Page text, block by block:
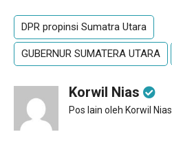
DPR propinsi Sumatra Utara
GUBERNUR SUMATERA UTARA
Korwil Nias
Pos lain oleh Korwil Nias